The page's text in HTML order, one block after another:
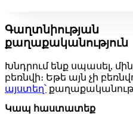
Գաղտնիության
քաղաքականություն
Խնդրում ենք սպասել,
բեռնվի։ Եթե այն չի
այստեղ՝
Կապ հաստատեք